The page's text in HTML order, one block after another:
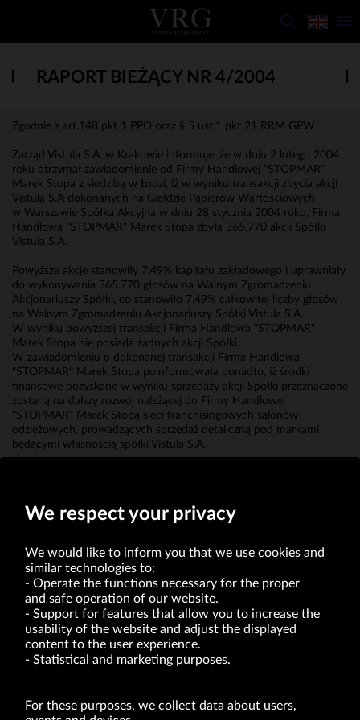
RAPORT BIEŻĄCY NR 4/2004
Zgodnie z art.148 pkt 1 PPO oraz § 5 ust.1 pkt 21 RRM GPW
Zarząd Vistula S.A. w Krakowie informuje, że w dniu 2 lutego 2004
roku otrzymał zawiadomienie od Firmy Handlowej "STOPMAR"
Marek Stopa z siedzibą w Łodzi, iż w wyniku transakcji zbycia akcji
Vistula S.A dokonanych na Giełdzie Papierów Wartościowych
w Warszawie Spółka Akcyjna w dniu 28 stycznia 2004 roku, Firma
Handlowa "STOPMAR" Marek Stopa zbyła 365.770 akcji Spółki
Vistula S.A.
Powyższe akcje stanowiły 7,49% kapitału zakładowego i uprawniały
do wykonywania 365.770 głosów na Walnym Zgromadzeniu
Akcjonariuszy Spółki, co stanowiło 7,49% całkowitej liczby głosów
na Walnym Zgromadzeniu Akcjonariuszy Spółki Vistula S.A.
W wyniku powyższej transakcji Firma Handlowa "STOPMAR"
Marek Stopa nie posiada żadnych akcji Spółki.
W zawiadomieniu o dokonanej transakcji Firma Handlowa
"STOPMAR" Marek Stopa poinformowała ponadto, iż środki
finansowe pozyskane w wyniku sprzedaży akcji Spółki przeznaczone
zostaną na dalszy rozwój należącej do Firmy Handlowej
"STOPMAR" Marek Stopa sieci franchisingowych salonów
odzieżowych, prowadzących sprzedaż detaliczną pod markami
będącymi własnością spółki Vistula S.A.
VRG S.A. | 10 Pilotów Street | 31-462 Kraków
Tax Identification Number: 675-000-03-61
District Court for Kraków-Śródmieście in Kraków
XI Economic Department of the National Court Register number 0000047082
of act of 8.03.2013 on combating excessive late payment in commercial transactions
(Journal of Laws of 2019, item 118 as amended).
We respect your privacy
We would like to inform you that we use cookies and
similar technologies to:
Operate the functions necessary for the proper
and safe operation of our website.
Support for features that allow you to increase the
usability of the website and adjust the displayed
content to the user experience.
Statistical and marketing purposes.
For these purposes, we collect data about users,